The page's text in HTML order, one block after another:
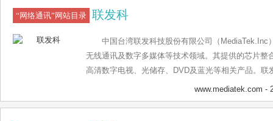
供服务，2016 G20峰会、2020新冠疫情外交部会议
议，开创了世界视频会议史上的先河。 除此之外，
验室（ZJUArcLab）成立浙大ArcLab实验室-鹏博士
合作。共同布局5G、大数据、边缘计算、产业互联
术咨询等合作。 产业互联网 鹏博士工业互联网业务
国移动有限公司在国内31个省（自治区、直辖市）
网国际联网单位经营权和国际出入口经营权。注册
万亿人民币，员工总数近50万人。 [2] 截止2019年
户，其中移动4G客户7.53亿户。有线宽带业务客户
感地带”、“神州行”、“全球通”、“动力100”、“G3”等
牌“And!和”，标志着中国移动4G业务的正式启动，
“网络通讯”网站目录 联发科
中国台湾联发科技股份有限公司（MediaTek.Inc
无线通讯及数字多媒体等技术领域。其提供的芯片整
高清数字电视、光储存、DVD及蓝光等相关产品。联
www.mediatek.com -